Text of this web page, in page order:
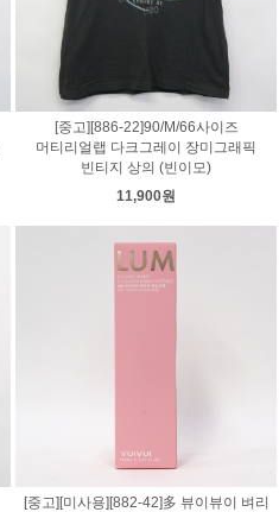
[중고][886-22]90/M/66사이즈
머티리얼랩 다크그레이 장미그래픽
빈티지 상의 (빈이모)
11,900원
[중고][미사용][882-42]多 뷰이뷰이 벼리